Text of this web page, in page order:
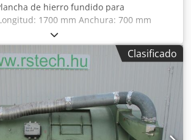
de hierro fundido para
1700 mm Anchura: 700 mm
sobre los apoyos: 940 mm Peso: 0,8
Djfx Ak Aorf
Clasificado